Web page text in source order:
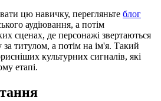
цю навичку, перегляньте блог
аудіювання, а потім
сценах, де персонажі звертаються
титулом, а потім на ім'я. Такий
культурних сигналів, які
етапі.